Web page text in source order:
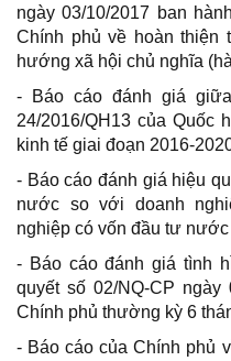
ngày 03/10/2017 ban
Chính phủ về hoàn thiện
hướng xã hội chủ nghĩa
- Báo cáo đánh giá
24/2016/QH13 của Quốc
kinh tế giai đoạn 2016-
- Báo cáo đánh giá hiệu
nước so với doanh
nghiệp có vốn đầu tư
- Báo cáo đánh giá tình
quyết số 02/NQ-CP ngày
Chính phủ thường kỳ 6
- Báo cáo của Chính phủ